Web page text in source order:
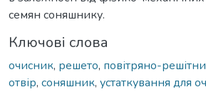
семян соняшнику.
Ключові слова
очисник, решето, повітряно-
отвір, соняшник, устаткування для